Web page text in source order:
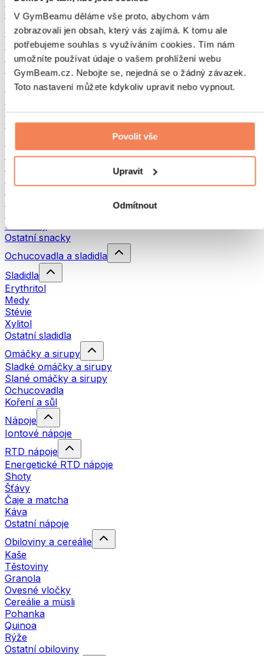
V GymBeamu děláme vše proto, abychom vám
zobrazovali jen obsah, který vás zajímá. K tomu ale
potřebujeme souhlas s využíváním cookies. Tím nám
umožníte používat údaje o vašem prohlížení webu
GymBeam.cz. Nebojte se, nejedná se o žádný závazek.
Toto nastavení můžete kdykoliv upravit nebo vypnout.
Povolit vše
Upravit
Odmítnout
Luštěniny
Ostatní fitness jídlo
Ořechová másla
100% ořechová másla
Sladká ořechová másla
Proteinová ořechová másla
Superpotraviny
Vláknina
Ostatní superpotraviny
Proteinové tyčinky
Proteinové čipsy a krekry
Čokolády
Ostatní snacky
Ochucovadla a sladidla
Sladidla
Erythritol
Medy
Stévie
Xylitol
Ostatní sladidla
Omáčky a sirupy
Sladké omáčky a sirupy
Slané omáčky a sirupy
Ochucovadla
Koření a sůl
Nápoje
Iontové nápoje
RTD nápoje
Energetické RTD nápoje
Shoty
Šťávy
Čaje a matcha
Káva
Ostatní nápoje
Obiloviny a cereálie
Kaše
Těstoviny
Granola
Ovesné vločky
Cereálie a müsli
Pohanka
Quinoa
Rýže
Ostatní obiloviny